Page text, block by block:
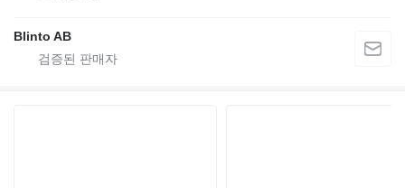
Blinto AB